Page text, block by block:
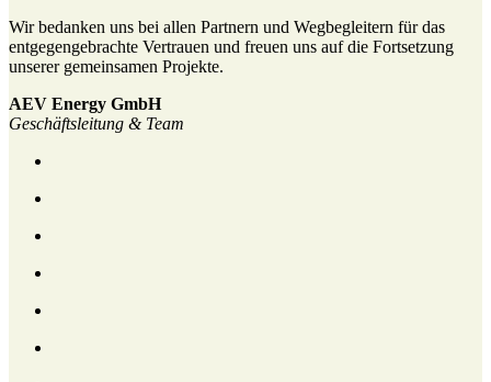
Wir bedanken uns bei allen Partnern und Wegbegleitern für das
entgegengebrachte Vertrauen und freuen uns auf die Fortsetzung
unserer gemeinsamen Projekte.
AEV Energy GmbH
Geschäftsleitung & Team